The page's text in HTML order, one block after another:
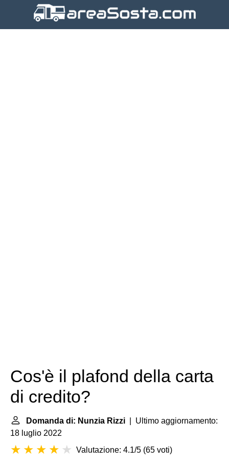
Cos'è il plafond della carta
di credito?
Domanda di: Nunzia Rizzi | Ultimo aggiornamento:
18 luglio 2022
Valutazione: 4.1/5 (65 voti)